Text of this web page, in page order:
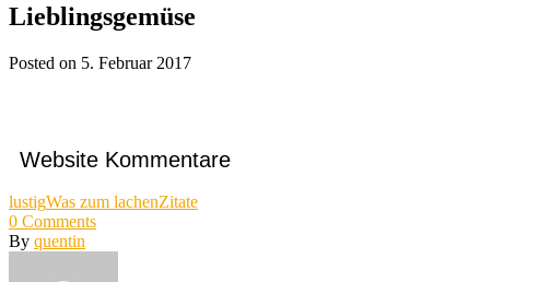
Lieblingsgemüse
Posted on 5. Februar 2017
Website Kommentare
lustigWas zum lachenZitate
0 Comments
By quentin